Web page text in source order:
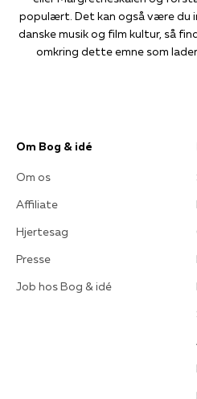
populært. Det kan også være du
danske musik og film kultur, så
omkring dette emne som
Om Bog & idé
Om os
Affiliate
Hjertesag
Presse
Job hos Bog & idé